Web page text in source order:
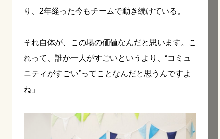
り、2年経った今もチームで動き続けている。
それ自体が、この場の価値なんだと思います。こ
れって、誰か一人がすごいというより、“コミュ
ニティがすごい”ってことなんだと思うんですよ
ね」